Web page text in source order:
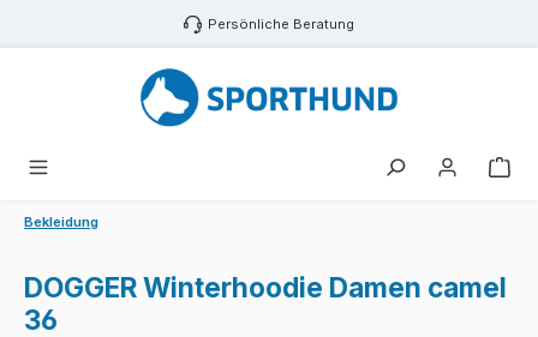
Zum Hauptinhalt springen Persönliche Beratung
Bekleidung
DOGGER Winterhoodie Damen camel
36